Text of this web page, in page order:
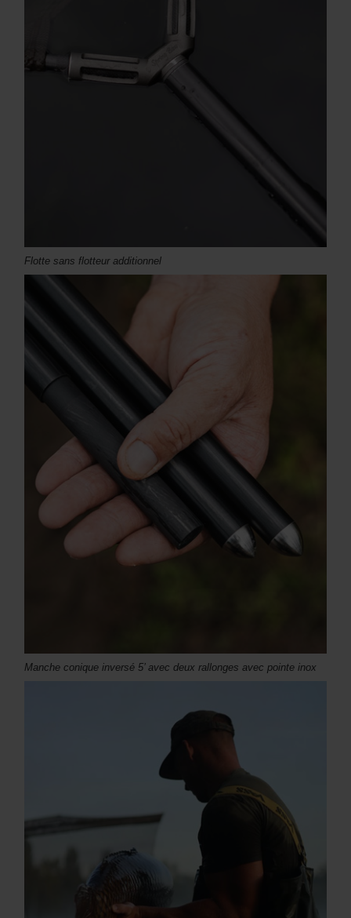
Flotte sans flotteur additionnel
Manche conique inversé 5’ avec deux rallonges avec pointe inox